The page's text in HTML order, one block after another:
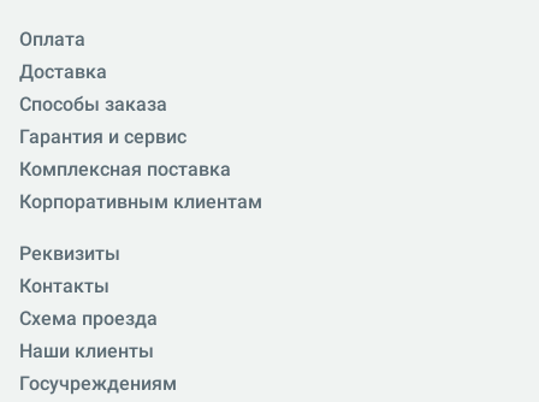
Оплата
Доставка
Способы заказа
Гарантия и сервис
Комплексная поставка
Корпоративным клиентам
Реквизиты
Контакты
Схема проезда
Наши клиенты
Госучреждениям